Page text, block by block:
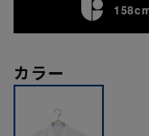
カラー